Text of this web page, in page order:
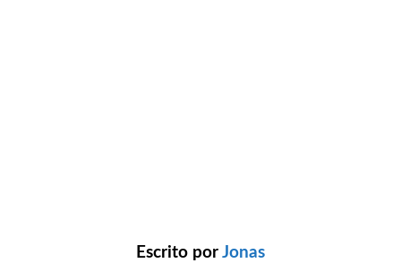
Escrito por Jonas